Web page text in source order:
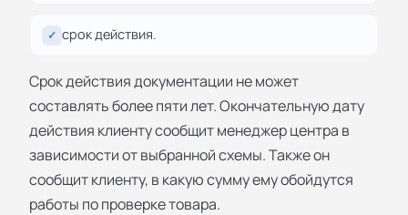
✓ срок действия.
Срок действия документации не может
составлять более пяти лет. Окончательную дату
действия клиенту сообщит менеджер центра в
зависимости от выбранной схемы. Также он
сообщит клиенту, в какую сумму ему обойдутся
работы по проверке товара.